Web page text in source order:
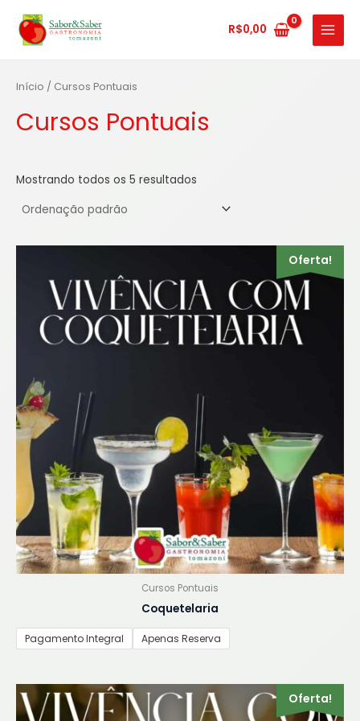
para
R$0,00
MAIN
MENU
Início / Cursos Pontuais
Cursos Pontuais
Mostrando todos os 5 resultados
Oferta!
Cursos Pontuais
Coquetelaria
Pagamento Integral Apenas Reserva
tem
várias
variantes.
podem
ser
escolhidas
na
página
do
produto
Oferta!
Este
produto